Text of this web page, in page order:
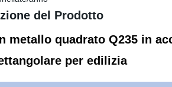
del Prodotto
metallo quadrato Q235 in
per edilizia